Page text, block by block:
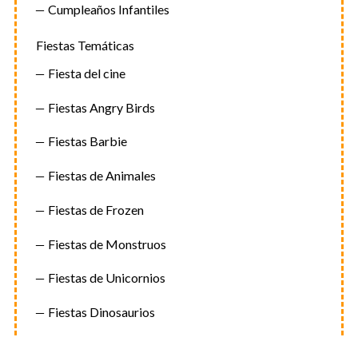
Cumpleaños Infantiles
Fiestas Temáticas
Fiesta del cine
Fiestas Angry Birds
Fiestas Barbie
Fiestas de Animales
Fiestas de Frozen
Fiestas de Monstruos
Fiestas de Unicornios
Fiestas Dinosaurios